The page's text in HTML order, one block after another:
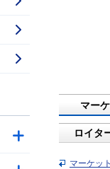
マー
ロイタ
マーケッ